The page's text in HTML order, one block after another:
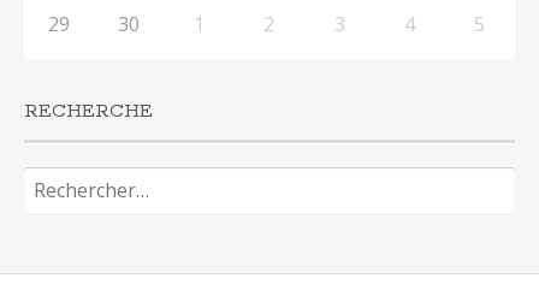
29 30 1 2 3 4 5
RECHERCHE
Rechercher :